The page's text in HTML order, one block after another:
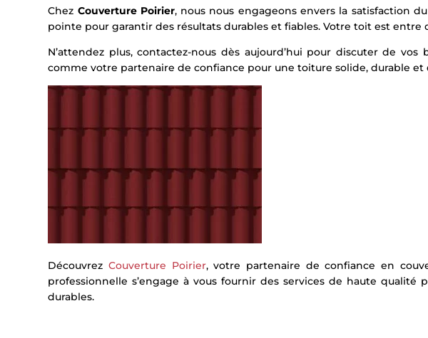
Chez Couverture Poirier, nous nous engageons envers la satisfaction
pointe pour garantir des résultats durables et fiables. Votre toit est
N’attendez plus, contactez-nous dès aujourd’hui pour discuter de
comme votre partenaire de confiance pour une toiture solide, durable et
Découvrez Couverture Poirier, votre partenaire de confiance en
professionnelle s’engage à vous fournir des services de haute
durables.